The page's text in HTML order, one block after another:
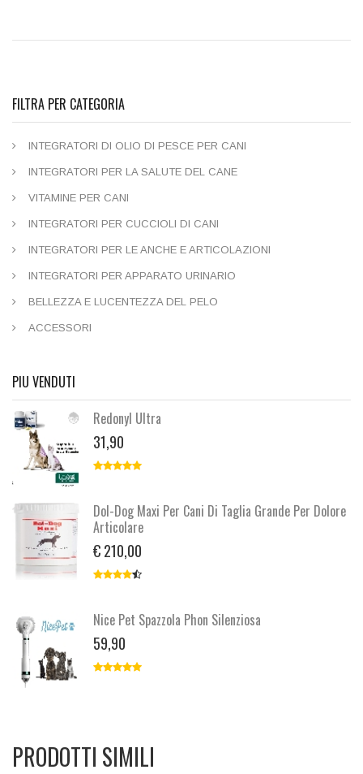
FILTRA PER CATEGORIA
INTEGRATORI DI OLIO DI PESCE PER CANI
INTEGRATORI PER LA SALUTE DEL CANE
VITAMINE PER CANI
INTEGRATORI PER CUCCIOLI DI CANI
INTEGRATORI PER LE ANCHE E ARTICOLAZIONI
INTEGRATORI PER APPARATO URINARIO
BELLEZZA E LUCENTEZZA DEL PELO
ACCESSORI
PIU VENDUTI
Redonyl Ultra
31,90
Dol-Dog Maxi Per Cani Di Taglia Grande Per Dolore
Articolare
€ 210,00
Nice Pet Spazzola Phon Silenziosa
59,90
PRODOTTI SIMILI